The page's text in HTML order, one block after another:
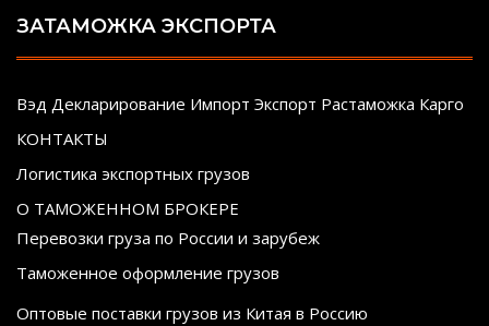
ЗАТАМОЖКА ЭКСПОРТА
Вэд Декларирование Импорт Экспорт Растаможка Карго
КОНТАКТЫ
Логистика экспортных грузов
О ТАМОЖЕННОМ БРОКЕРЕ
Перевозки груза по России и зарубеж
Таможенное оформление грузов
Оптовые поставки грузов из Китая в Россию